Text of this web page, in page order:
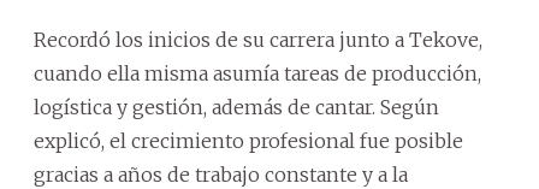
Recordó los inicios de su carrera junto a Tekove,
cuando ella misma asumía tareas de producción,
logística y gestión, además de cantar. Según
explicó, el crecimiento profesional fue posible
gracias a años de trabajo constante y a la